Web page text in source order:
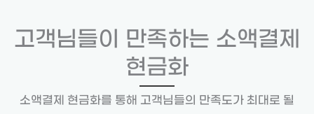
고객님들이 만족하는 소액결제
현금화
소액결제 현금화를 통해 고객님들의 만족도가 최대로 될